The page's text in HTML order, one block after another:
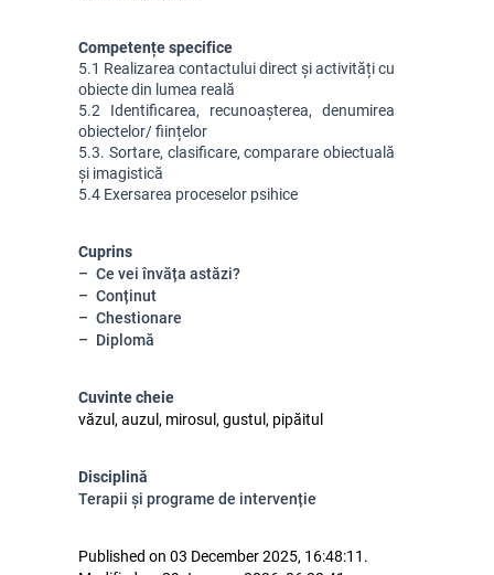
Competențe specifice
5.1 Realizarea contactului direct și activități cu
obiecte din lumea reală
5.2 Identificarea, recunoașterea, denumirea
obiectelor/ ființelor
5.3. Sortare, clasificare, comparare obiectuală
și imagistică
5.4 Exersarea proceselor psihice
Cuprins
Ce vei învăța astăzi?
Conținut
Chestionare
Diplomă
Cuvinte cheie
văzul, auzul, mirosul, gustul, pipăitul
Disciplină
Terapii și programe de intervenție
Published on 03 December 2025, 16:48:11.